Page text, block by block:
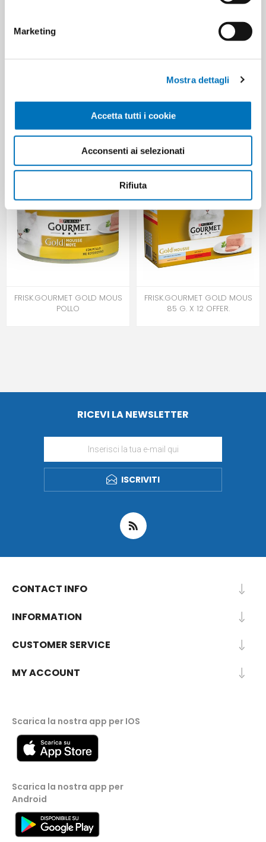
Marketing
Mostra dettagli
Accetta tutti i cookie
Acconsenti ai selezionati
Rifiuta
FRISK.GOURMET GOLD DADINI
85 G. X 12 OFFER.
SCOPA C.LA 2000 PLASTICA
S.M.ART.30
FRISK.GOURMET GOLD MOUS
POLLO
FRISK.GOURMET GOLD MOUS
85 G. X 12 OFFER.
RICEVI LA NEWSLETTER
ISCRIVITI
CONTACT INFO
INFORMATION
CUSTOMER SERVICE
MY ACCOUNT
Scarica la nostra app per IOS
Scarica la nostra app per
Android